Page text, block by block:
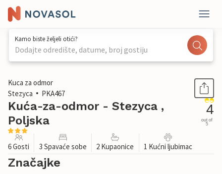
Kamo biste željeli otići?
Dodajte odredište, datume, broj gostiju
1 / 23
Kuca za odmor
Stezyca
PKA467
Kuća-za-odmor - Stezyca ,
Poljska
4
out of
5
6 Gosti 3 Spavaće sobe 2 Kupaonice 1 Kućni ljubimac
Značajke